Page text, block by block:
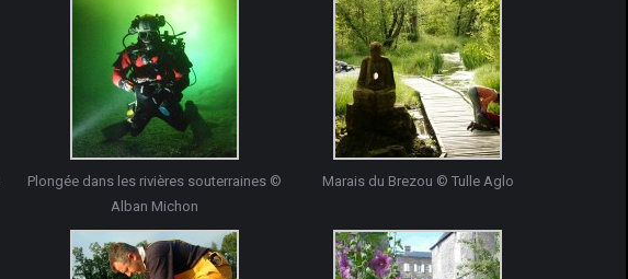
Plongée dans les rivières souterraines ©
Alban Michon
Marais du Brezou © Tulle Aglo